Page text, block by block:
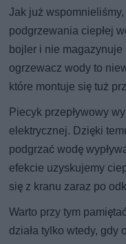
Jak już wspomnieliśmy,
podgrzewania ciepłej
bojler i nie magazynuje
ogrzewacz wody to
które montuje się tuż
Piecyk przepływowy
elektrycznej. Dzięki
podgrzać wodę
efekcie uzyskujemy
się z kranu zaraz po
Warto przy tym
działa tylko wtedy, gdy